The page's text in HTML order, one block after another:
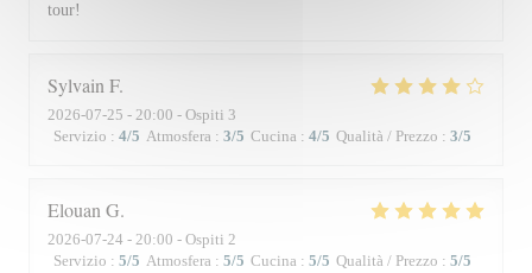
tour!
Sylvain F
2026-07-25 - 20:00 - Ospiti 3
Servizio : 4/5 Atmosfera : 3/5 Cucina : 4/5 Qualità / Prezzo : 3/5
Elouan G
2026-07-24 - 20:00 - Ospiti 2
Servizio : 5/5 Atmosfera : 5/5 Cucina : 5/5 Qualità / Prezzo : 5/5